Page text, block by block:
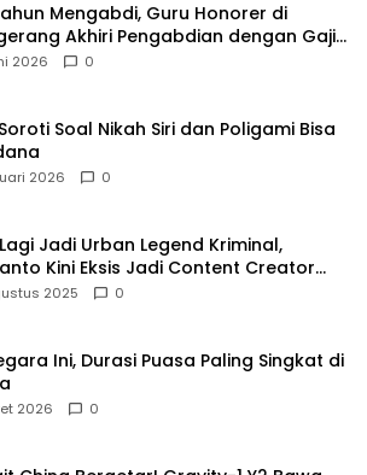
Mengabdi, Guru Honorer di
Akhiri Pengabdian dengan Gaji
Ribu
2026 0
Soal Nikah Siri dan Poligami Bisa
2026 0
Jadi Urban Legend Kriminal,
Kini Eksis Jadi Content Creator
2025 0
Ini, Durasi Puasa Paling Singkat di
2026 0